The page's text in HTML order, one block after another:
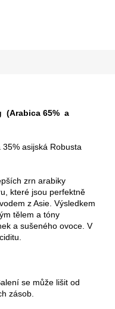
(Arabica 65% a
asijská Robusta
zrn arabiky
které jsou perfektně
z Asie. Výsledkem
tělem a tóny
a sušeného ovoce. V
se může lišit od
zásob.